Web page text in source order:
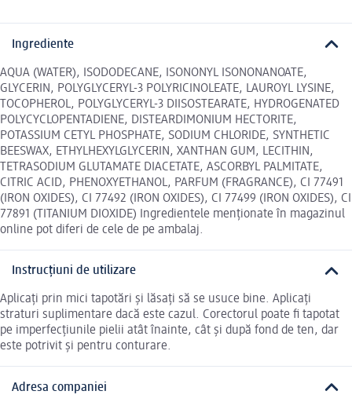
Ingrediente
AQUA (WATER), ISODODECANE, ISONONYL ISONONANOATE,
GLYCERIN, POLYGLYCERYL-3 POLYRICINOLEATE, LAUROYL LYSINE,
TOCOPHEROL, POLYGLYCERYL-3 DIISOSTEARATE, HYDROGENATED
POLYCYCLOPENTADIENE, DISTEARDIMONIUM HECTORITE,
POTASSIUM CETYL PHOSPHATE, SODIUM CHLORIDE, SYNTHETIC
BEESWAX, ETHYLHEXYLGLYCERIN, XANTHAN GUM, LECITHIN,
TETRASODIUM GLUTAMATE DIACETATE, ASCORBYL PALMITATE,
CITRIC ACID, PHENOXYETHANOL, PARFUM (FRAGRANCE), CI 77491
(IRON OXIDES), CI 77492 (IRON OXIDES), CI 77499 (IRON OXIDES), CI
77891 (TITANIUM DIOXIDE) Ingredientele menționate în magazinul
online pot diferi de cele de pe ambalaj.
Instrucțiuni de utilizare
Aplicați prin mici tapotări și lăsați să se usuce bine. Aplicați
straturi suplimentare dacă este cazul. Corectorul poate fi tapotat
pe imperfecțiunile pielii atât înainte, cât și după fond de ten, dar
este potrivit și pentru conturare.
Adresa companiei